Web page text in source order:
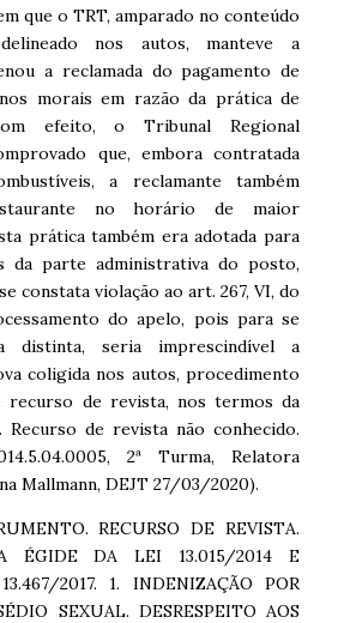
que o TRT, amparado no conteúdo
nos autos, manteve a
a reclamada do pagamento de
morais em razão da prática de
efeito, o Tribunal Regional
que, embora contratada
a reclamante também
no horário de maior
prática também era adotada para
da parte administrativa do posto,
constata violação ao art. 267, VI, do
do apelo, pois para se
distinta, seria imprescindível a
coligida nos autos, procedimento
recurso de revista, nos termos da
Recurso de revista não conhecido.
2ª Turma, Relatora
Mallmann, DEJT 27/03/2020).
RECURSO DE REVISTA.
A ÉGIDE DA LEI 13.015/2014 E
2017. 1. INDENIZAÇÃO POR
SEXUAL. DESRESPEITO AOS